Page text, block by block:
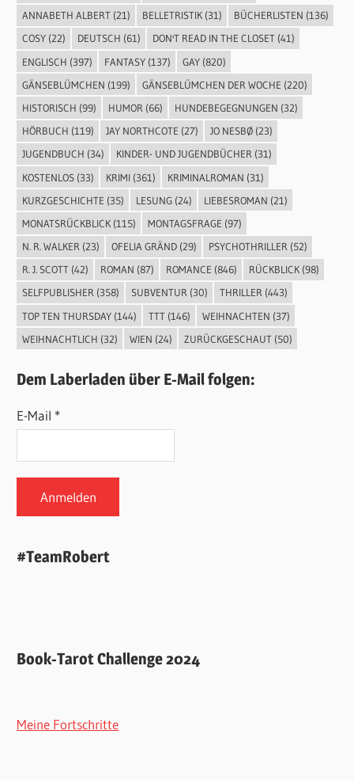
ANNABETH ALBERT(21) BELLETRISTIK(31) BÜCHERLISTEN (136)
COSY(22) DEUTSCH (61) DON'T READ IN THE CLOSET(41)
ENGLISCH (397) FANTASY(137) GAY(820)
GÄNSEBLÜMCHEN (199) GÄNSEBLÜMCHEN DER WOCHE (220)
HISTORISCH (99) HUMOR (66) HUNDEBEGEGNUNGEN (32)
HÖRBUCH (119) JAY NORTHCOTE (27) JO NESBØ(23)
JUGENDBUCH (34) KINDER- UND JUGENDBÜCHER(31)
KOSTENLOS(33) KRIMI(361) KRIMINALROMAN (31)
KURZGESCHICHTE (35) LESUNG(24) LIEBESROMAN (21)
MONATSRÜCKBLICK(115) MONTAGSFRAGE (97)
N. R. WALKER (23) OFELIA GRÄND(29) PSYCHOTHRILLER (52)
R. J. SCOTT(42) ROMAN (87) ROMANCE (846) RÜCKBLICK(98)
SELFPUBLISHER(358) SUBVENTUR(30) THRILLER(443)
TOP TEN THURSDAY(144) TTT(146) WEIHNACHTEN (37)
WEIHNACHTLICH (32) WIEN (24) ZURÜCKGESCHAUT(50)
Dem Laberladen über E-Mail folgen:
E-Mail *
#TeamRobert
Book-Tarot Challenge 2024
Meine Fortschritte